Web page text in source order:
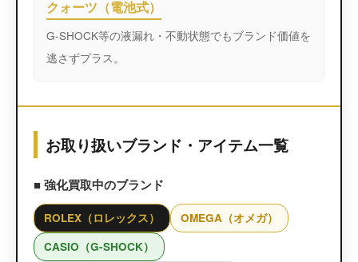
クォーツ（電池式）
G-SHOCK等の液漏れ・不動状態でもブランド価値を
逃さずプラス。
お取り扱いブランド・アイテム一覧
■ 強化買取中のブランド
ROLEX（ロレックス）
OMEGA（オメガ）
CASIO（G-SHOCK）